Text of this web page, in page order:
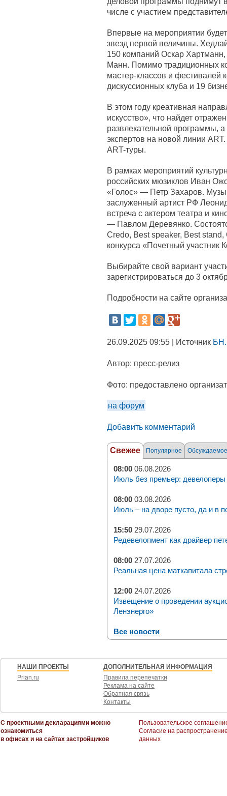
числе с участием
Впервые на мероприятии
звезд первой величины.
150 компаний Оскар
Манн. Помимо традиционных
мастер-классов и фестивалей
дискуссионных клуба и 19
В этом году креативная
искусство», что найдет
развлекательной программы,
экспертов на новой линии
ART-туры.
В рамках мероприятий
российских мюзиклов Иван
«Голос» — Петр Захаров.
заслуженный артист РФ
встреча с актером театра и
— Павлом Деревянко.
Credo, Best speaker, Best
конкурса «Почетный участник
Выбирайте свой вариант
зарегистрироваться до 3
Подробности на сайте
26.09.2025 09:55 | Источник
Автор: пресс-релиз
Фото: предоставлено
на форум
Добавить комментарий
Свежее Популярное Обсуждаемое
08:00 06.08.2026
Июль без премьер: девелоперы
08:00 03.08.2026
Июль – на дворе пусто, да и в
15:50 29.07.2026
Редевелопмент как драйвер
08:00 27.07.2026
Реальная цена маткапитала
12:00 24.07.2026
Извещение о проведении
Ленэнерго»
Все новости
НАШИ ПРОЕКТЫ
Prian.ru
ДОПОЛНИТЕЛЬНАЯ ИНФОРМАЦИЯ
Правила перепечатки
Реклама на сайте
Обратная связь
Контакты
С проектными декларациями можно
ознакомиться
в офисах и на сайтах застройщиков
Пользовательское
Согласие на
данных